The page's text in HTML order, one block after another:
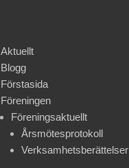
Aktuellt
Blogg
Förstasida
Föreningen
Föreningsaktuellt
Årsmötesprotokoll
Verksamhetsberättelser